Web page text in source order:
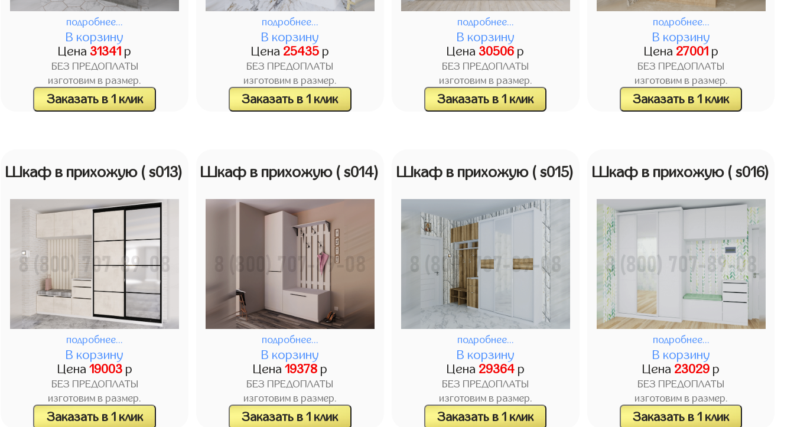
подробнее...
В корзину
Цена 31341 р
БЕЗ ПРЕДОПЛАТЫ
изготовим в размер.
Заказать в 1 клик
подробнее...
В корзину
Цена 25435р
БЕЗ ПРЕДОПЛАТЫ
изготовим в размер.
Заказать в 1 клик
подробнее...
В корзину
Цена 30506 р
БЕЗ ПРЕДОПЛАТЫ
изготовим в размер.
Заказать в 1 клик
подробнее...
В корзину
Цена 27001 р
БЕЗ ПРЕДОПЛАТЫ
изготовим в размер.
Заказать в 1 клик
Шкаф в прихожую ( s013)
подробнее...
В корзину
Цена 19003р
БЕЗ ПРЕДОПЛАТЫ
изготовим в размер.
Заказать в 1 клик
Шкаф в прихожую ( s014)
подробнее...
В корзину
Цена 19378р
БЕЗ ПРЕДОПЛАТЫ
изготовим в размер.
Заказать в 1 клик
Шкаф в прихожую ( s015)
подробнее...
В корзину
Цена 29364р
БЕЗ ПРЕДОПЛАТЫ
изготовим в размер.
Заказать в 1 клик
Шкаф в прихожую ( s016)
подробнее...
В корзину
Цена 23029 р
БЕЗ ПРЕДОПЛАТЫ
изготовим в размер.
Заказать в 1 клик